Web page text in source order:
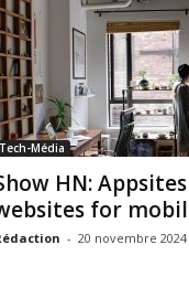
Tech-Média
HN:
for
- 20 novembre 2024